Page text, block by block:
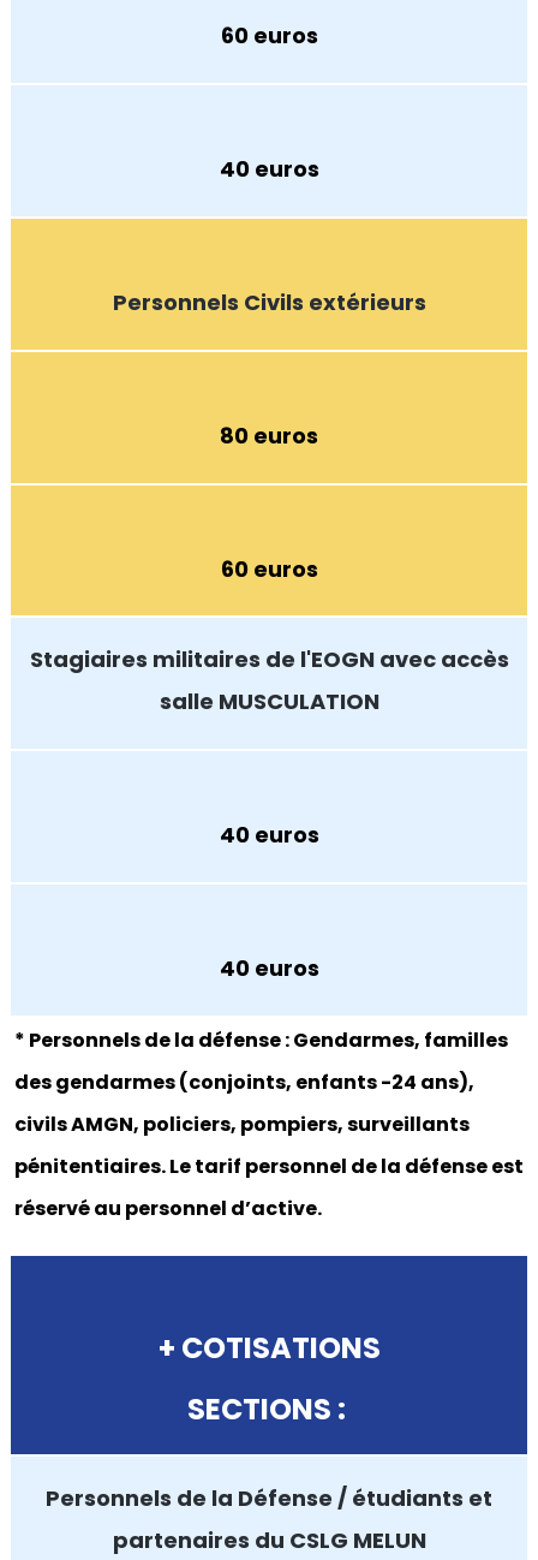
60 euros
40 euros
Personnels Civils extérieurs
80 euros
60 euros
Stagiaires militaires de l'EOGN avec accès
salle MUSCULATION
40 euros
40 euros
* Personnels de la défense : Gendarmes, familles
des gendarmes (conjoints, enfants -24 ans),
civils AMGN, policiers, pompiers, surveillants
pénitentiaires.Le tarif personnel de la défense est
réservé au personnel d’active.
+ COTISATIONS
SECTIONS :
Personnels de la Défense / étudiants et
partenaires du CSLG MELUN